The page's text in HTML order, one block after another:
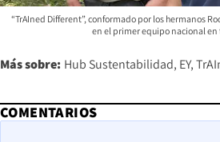
“TrAIned Different”, conformado por los hermanos
en el primer equipo nacional en
Más sobre: Hub Sustentabilidad EY
COMENTARIOS